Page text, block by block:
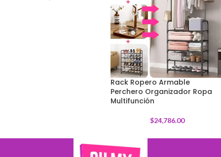
Rack Ropero Armable
Perchero Organizador Ropa
Multifunción
$24,786.00